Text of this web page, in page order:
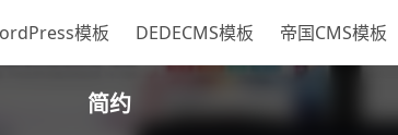
模板 DEDECMS模板 帝国CMS模板
简约